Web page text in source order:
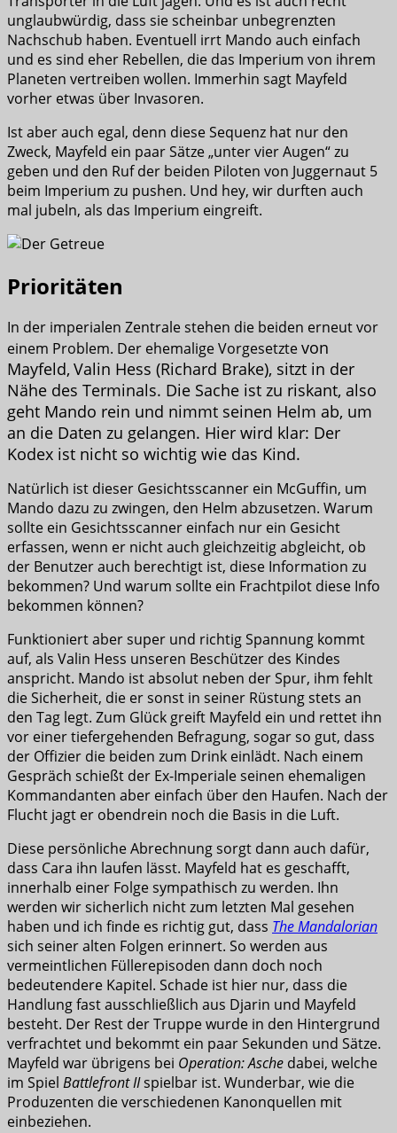
unglaubwürdig, dass sie scheinbar unbegrenzten
Nachschub haben. Eventuell irrt Mando auch einfach
und es sind eher Rebellen, die das Imperium von ihrem
Planeten vertreiben wollen. Immerhin sagt Mayfeld
vorher etwas über Invasoren.
Ist aber auch egal, denn diese Sequenz hat nur den
Zweck, Mayfeld ein paar Sätze „unter vier Augen“ zu
geben und den Ruf der beiden Piloten von Juggernaut 5
beim Imperium zu pushen. Und hey, wir durften auch
mal jubeln, als das Imperium eingreift.
Prioritäten
In der imperialen Zentrale stehen die beiden erneut vor
einem Problem. Der ehemalige Vorgesetztevon
Mayfeld, Valin Hess (Richard Brake), sitzt in der
Nähe des Terminals. Die Sache ist zu riskant, also
geht Mando rein und nimmt seinen Helm ab, um
an die Daten zu gelangen. Hier wird klar: Der
Kodex ist nicht so wichtig wie das Kind.
Natürlich ist dieser Gesichtsscanner ein McGuffin, um
Mando dazu zu zwingen, den Helm abzusetzen. Warum
sollte ein Gesichtsscanner einfach nur ein Gesicht
erfassen, wenn er nicht auch gleichzeitig abgleicht, ob
der Benutzer auch berechtigt ist, diese Information zu
bekommen? Und warum sollte ein Frachtpilot diese Info
bekommen können?
Funktioniert aber super und richtig Spannung kommt
auf, als Valin Hess unseren Beschützer des Kindes
anspricht. Mando ist absolut neben der Spur, ihm fehlt
die Sicherheit, die er sonst in seiner Rüstung stets an
den Tag legt. Zum Glück greift Mayfeld ein und rettet ihn
vor einer tiefergehenden Befragung, sogar so gut, dass
der Offizier die beiden zum Drink einlädt. Nach einem
Gespräch schießt der Ex-Imperiale seinen ehemaligen
Kommandanten aber einfach über den Haufen. Nach der
Flucht jagt er obendrein noch die Basis in die Luft.
Diese persönliche Abrechnung sorgt dann auch dafür,
dass Cara ihn laufen lässt. Mayfeld hat es geschafft,
innerhalb einer Folge sympathisch zu werden. Ihn
werden wir sicherlich nicht zum letzten Mal gesehen
haben und ich finde es richtig gut, dass The Mandalorian
sich seiner alten Folgen erinnert. So werden aus
vermeintlichen Füllerepisoden dann doch noch
bedeutendere Kapitel. Schade ist hier nur, dass die
Handlung fast ausschließlich aus Djarin und Mayfeld
besteht. Der Rest der Truppe wurde in den Hintergrund
verfrachtet und bekommt ein paar Sekunden und Sätze.
Mayfeld war übrigens bei Operation: Asche dabei, welche
im Spiel Battlefront IIspielbar ist. Wunderbar, wie die
Produzenten die verschiedenen Kanonquellen mit
einbeziehen.